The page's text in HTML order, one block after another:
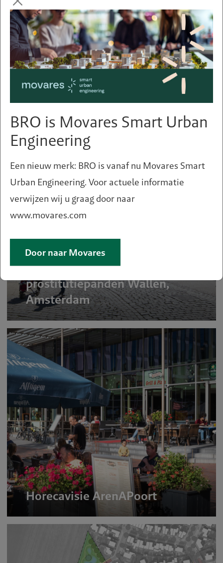
Huisvesting voor
arbeidsmigranten
Herontwikkeling
prostitutiepanden Wallen,
Amsterdam
Horecavisie ArenAPoort
BRO is Movares Smart Urban
Engineering
Een nieuw merk: BRO is vanaf nu Movares Smart
Urban Engineering. Voor actuele informatie
verwijzen wij u graag door naar
www.movares.com
Door naar Movares